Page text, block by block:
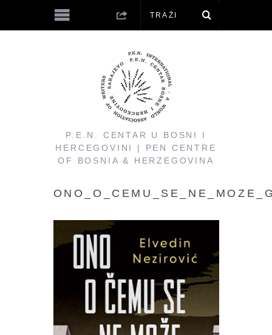
P.E.N. CENTAR U BOSNI I
HERCEGOVINI | PEN CENTRE
OF BOSNIA & HERZEGOVINA